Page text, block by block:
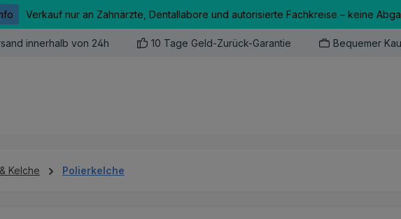
Verkauf nur an Zahnärzte, Dentallabore und autorisierte Fachkreise – keine
innerhalb von 24h 10 Tage Geld-Zurück-Garantie Bequemer
Kelche Polierkelche